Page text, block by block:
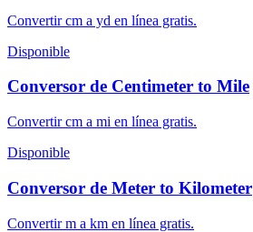
Convertir cm a yd en línea gratis.
Disponible
Conversor de Centimeter to Mile
Convertir cm a mi en línea gratis.
Disponible
Conversor de Meter to Kilometer
Convertir m a km en línea gratis.